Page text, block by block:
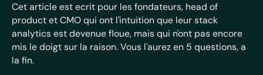
Cet article est ecrit pour les fondateurs, head of
product et CMO qui ont l'intuition que leur stack
analytics est devenue floue, mais qui n'ont pas encore
mis le doigt sur la raison. Vous l'aurez en 5 questions, a
la fin.